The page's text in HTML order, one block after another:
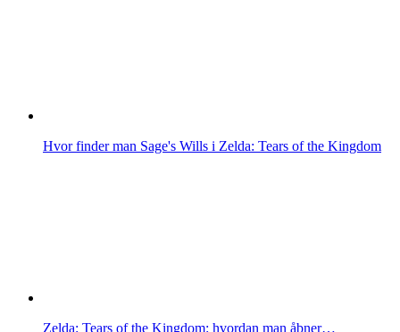
Hvor finder man Sage's Wills i Zelda: Tears of the Kingdom
Zelda: Tears of the Kingdom: hvordan man åbner…